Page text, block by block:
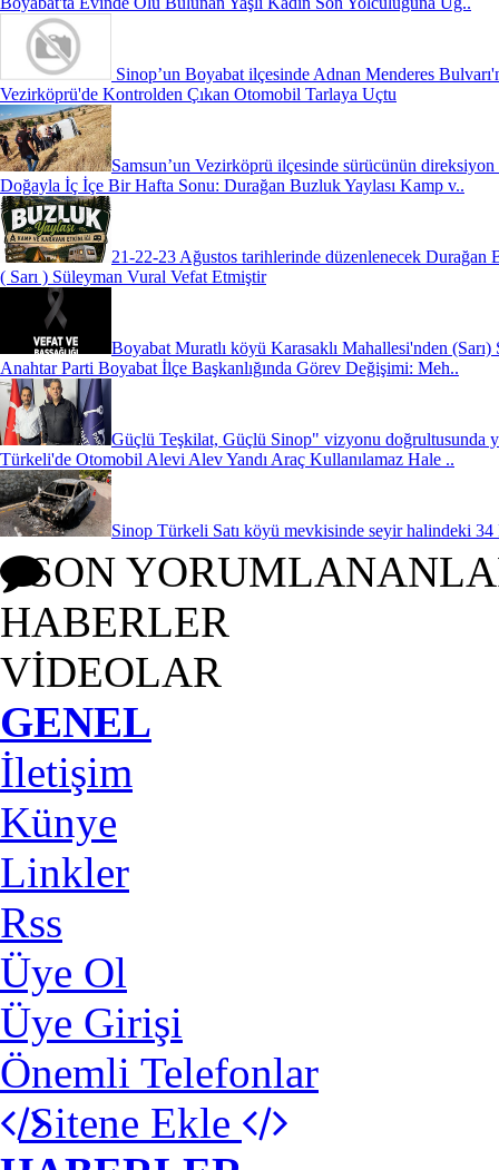
Sinop’un Boyabat ilçesinde Adnan Menderes
Vezirköprü'de Kontrolden Çıkan Otomobil Tarlaya Uçtu
Samsun’un Vezirköprü ilçesinde sürücünün
Doğayla İç İçe Bir Hafta Sonu: Durağan Buzluk Yaylası Kamp v..
21-22-23 Ağustos tarihlerinde düzenlenecek Durağan
( Sarı ) Süleyman Vural Vefat Etmiştir
Boyabat Muratlı köyü Karasaklı Mahallesi'nden (Sarı)
Anahtar Parti Boyabat İlçe Başkanlığında Görev Değişimi: Meh..
Güçlü Teşkilat, Güçlü Sinop" vizyonu doğrultusunda
Türkeli'de Otomobil Alevi Alev Yandı Araç Kullanılamaz Hale ..
Sinop Türkeli Satı köyü mevkisinde seyir halindeki
SON
HABERLER
VİDEOLAR
GENEL
İletişim
Künye
Linkler
Rss
Üye Ol
Üye Girişi
Önemli Telefonlar
Sitene Ekle